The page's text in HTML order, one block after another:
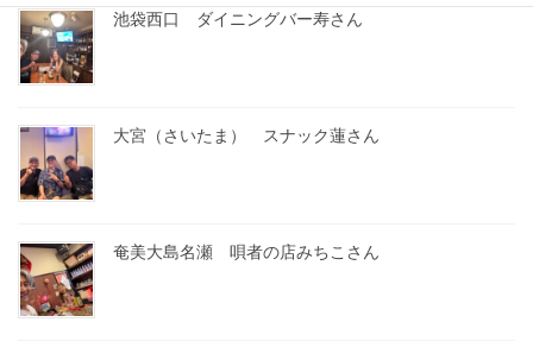
池袋西口 ダイニングバー寿さん
大宮（さいたま） スナック蓮さん
奄美大島名瀬 唄者の店みちこさん